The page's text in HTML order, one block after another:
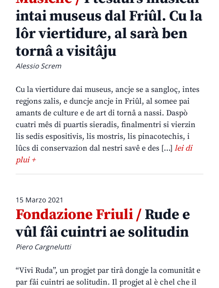
intai museus dal Friûl. Cu la
lôr viertidure, al sarà ben
tornâ a visitâju
Alessio Screm
Cu la viertidure dai museus, ancje se a sangloç, intes
regjons zalis, e duncje ancje in Friûl, al somee pai
amants de culture e de art di tornâ a nassi. Daspò
cuatri mês di puartis sieradis, finalmentri si vierzin
lis sedis espositivis, lis mostris, lis pinacotechis, i
lûcs di conservazion dal nestri savê e des […] lei di
plui +
15 Marzo 2021
Fondazione Friuli /Rude e
vûl fâi cuintri ae solitudin
Piero Cargnelutti
“Vivi Ruda”, un progjet par tirâ dongje la comunitât e
par fâi cuintri ae solitudin. Il progjet al è chel che il